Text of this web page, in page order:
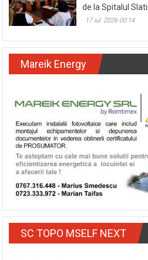
de la Spitalul
17 iul. 2026 00:14
Mareik Energy
SC TOPO MSELF NEXT